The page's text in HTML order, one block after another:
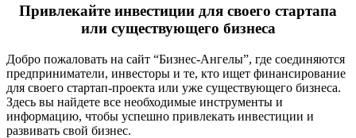
Привлекайте инвестиции для своего стартапа
или существующего бизнеса
Добро пожаловать на сайт “Бизнес-Ангелы”, где соединяются
предприниматели, инвесторы и те, кто ищет финансирование
для своего стартап-проекта или уже существующего бизнеса.
Здесь вы найдете все необходимые инструменты и
информацию, чтобы успешно привлекать инвестиции и
развивать свой бизнес.